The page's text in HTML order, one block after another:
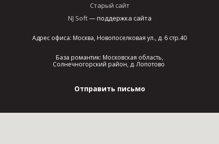
Старый сайт
NJ Soft— поддержка сайта
Адрес офиса: Москва, Новопоселковая ул., д. 6 стр.40
База романтик: Московская область,
Солнечногорский район, д. Лопотово
Отправить письмо